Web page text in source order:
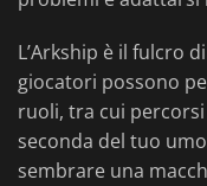
L’Arkship è il fulcro
giocatori possono
ruoli, tra cui
seconda del tuo
sembrare una